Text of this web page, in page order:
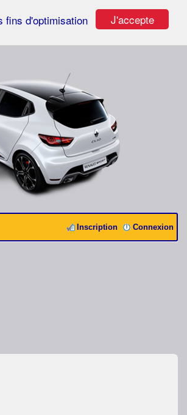
J'accepte
fins d'optimisation
Connexion
Inscription